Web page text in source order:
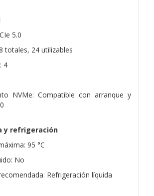
5.0
totales, 24 utilizables
4
NVMe: Compatible con arranque y
y refrigeración
95 °C
No
Refrigeración líquida